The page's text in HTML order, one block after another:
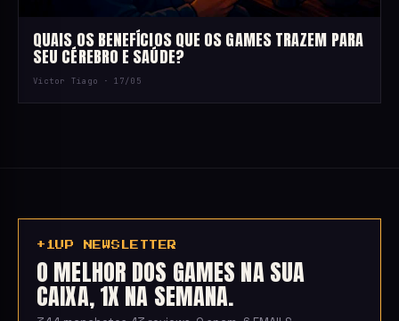
QUAIS OS BENEFÍCIOS QUE OS GAMES TRAZEM PARA
SEU CÉREBRO E SAÚDE?
Victor Tiago ·17/05
+1UP NEWSLETTER
O MELHOR DOS GAMES NA SUA
CAIXA, 1X NA SEMANA.